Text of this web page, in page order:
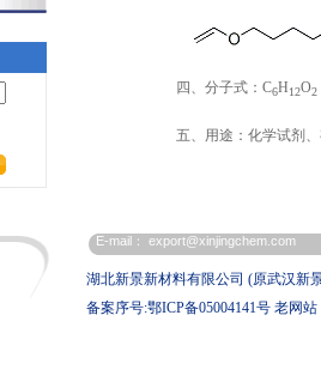
四、分子式：C6H12O2
五、用途：化学试剂
E-mail： export@xinjingchem.com
湖北新景新材料有限公司 (原武汉新
备案序号:鄂ICP备05004141号 老网站